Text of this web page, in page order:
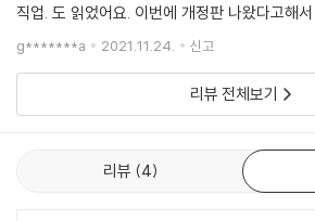
특히 저자와 같은 길을 걷고자 하는 후배 번역가
은 ‘사수’가 없는 프리랜서에게 귀중한 팁이다.
본 자질부터 번역 공부하는 방법, 검토서 작성법
리는 방법까지 소상히 알려준다. 나아가 실제 원
직업. 도 읽었어요. 이번에 개정판 나왔다고해
고 있었답니다. 작가님의 에세이 너무 좋아요~
수 있지만 그 속에
g*******a 2021.11.24. 신고
리뷰 전체보기
리뷰 4